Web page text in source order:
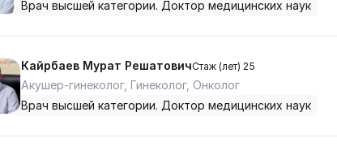
Врач высшей категории. Доктор медицинских наук
Кайрбаев Мурат РешатовичСтаж (лет) 25
Акушер-гинеколог, Гинеколог, Онколог
Врач высшей категории. Доктор медицинских наук